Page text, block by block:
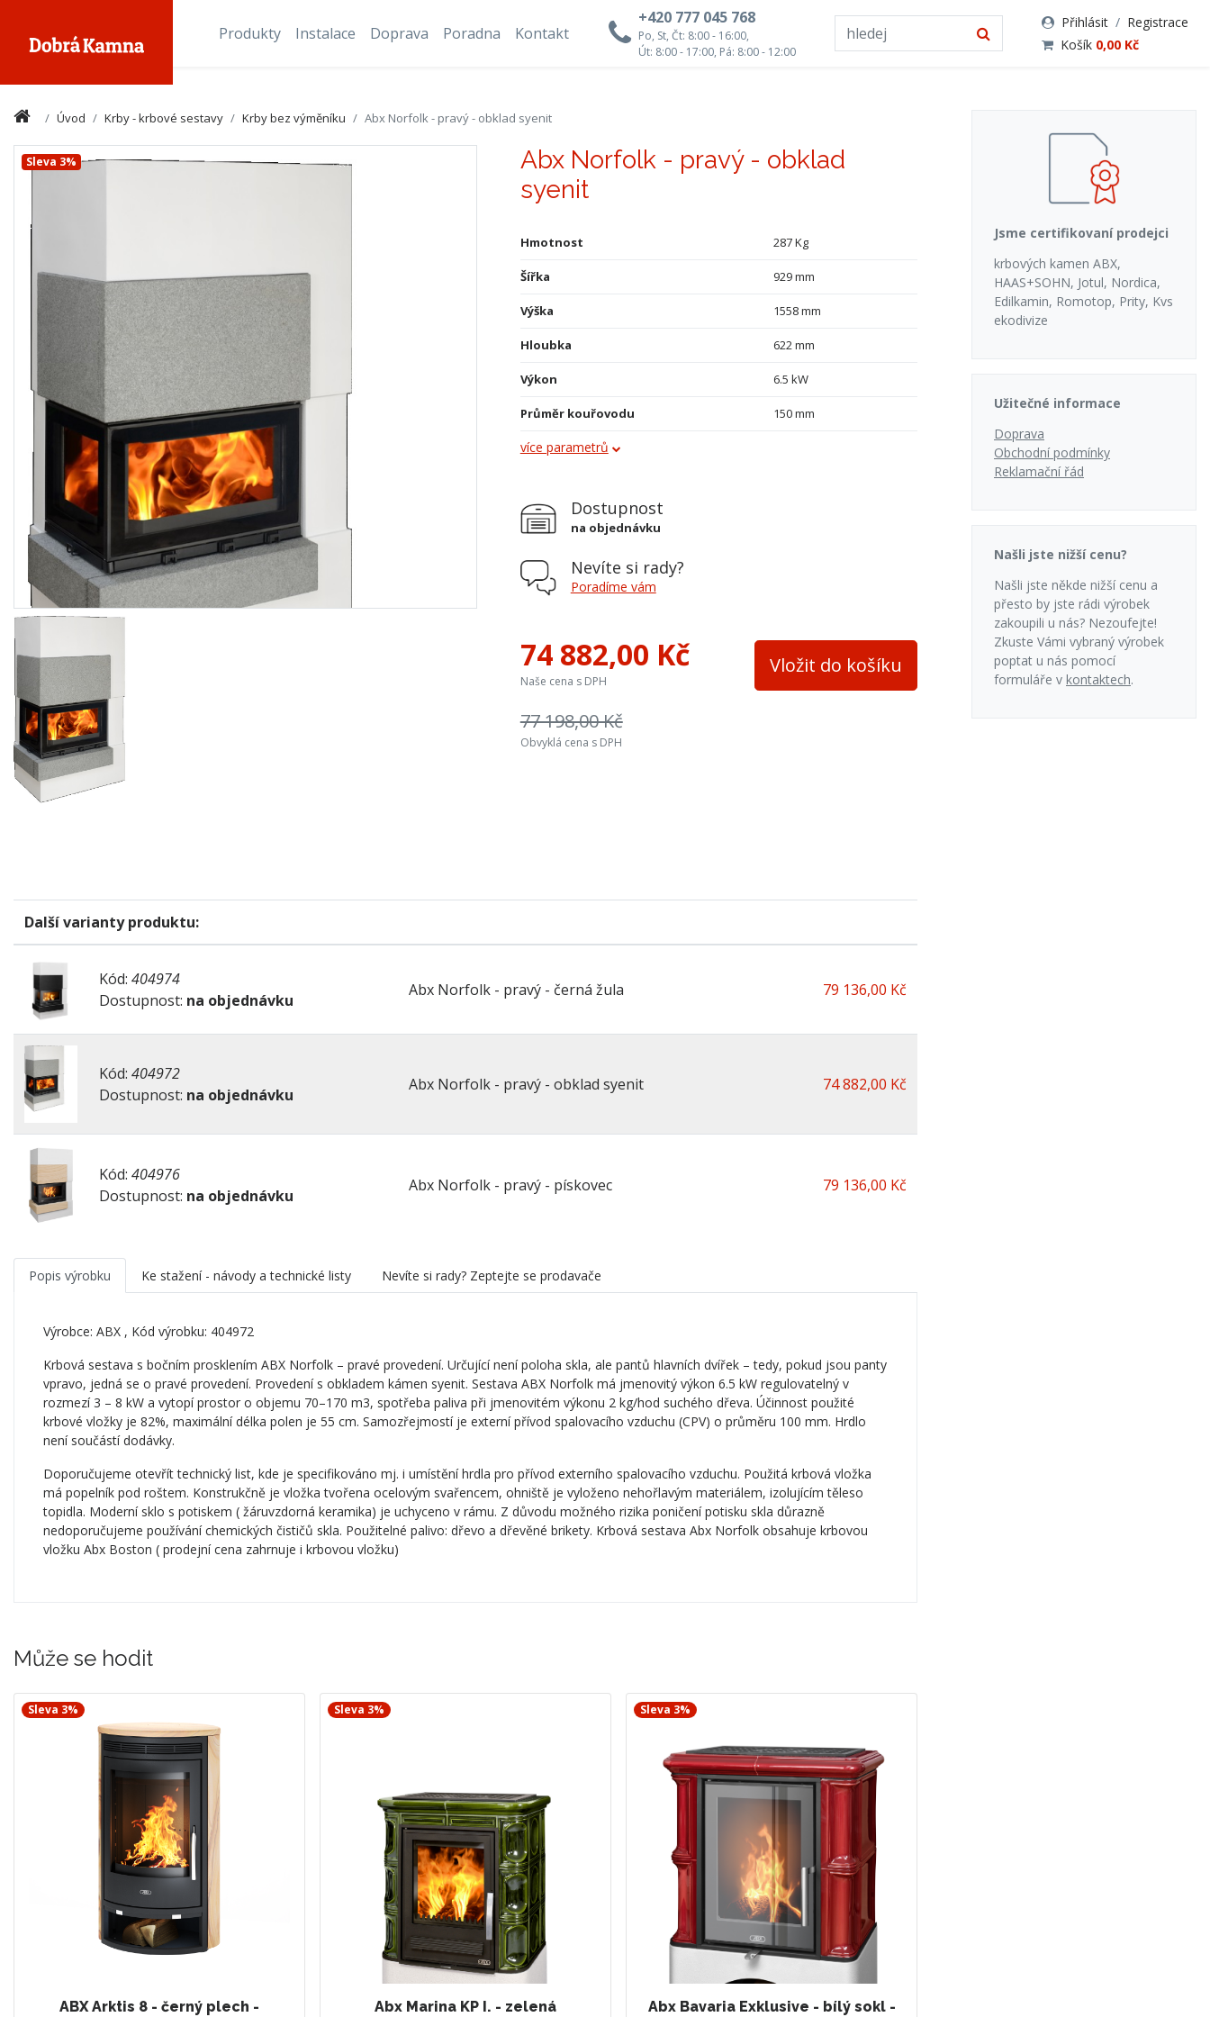
+420 777 045 768
Po, St, Čt: 8:00 - 16:00,
Út: 8:00 - 17:00, Pá: 8:00 - 12:00
Přihlásit / Registrace
Košík 0,00 Kč
Produkty Instalace Doprava Poradna Kontakt
Úvod Krby - krbové sestavy Krby bez výměníku Abx Norfolk - pravý - obklad syenit
Sleva 3%
Abx Norfolk - pravý - obklad
syenit
Hmotnost 287 Kg
Šířka 929 mm
Výška 1558 mm
Hloubka 622 mm
Výkon 6.5 kW
Průměr kouřovodu 150 mm
Vývod kouřovodu
Teplovodní výměník
Materiál krbové vložky
více parametrů
Dostupnost
na objednávku
Nevíte si rady?
Poradíme vám
74 882,00 Kč
Naše cena s DPH
Vložit do košíku
77 198,00 Kč
Obvyklá cena s DPH
Další varianty produktu:
Kód: 404974
Dostupnost: na objednávku
Abx Norfolk - pravý - černá žula 79 136,00 Kč
Kód: 404972
Dostupnost: na objednávku
Abx Norfolk - pravý - obklad syenit 74 882,00 Kč
Kód: 404976
Dostupnost: na objednávku
Abx Norfolk - pravý - pískovec 79 136,00 Kč
Popis výrobku Ke stažení - návody a technické listy Nevíte si rady? Zeptejte se prodavače
Výrobce: ABX , Kód výrobku: 404972
Krbová sestava s bočním prosklením ABX Norfolk – pravé provedení. Určující není poloha skla, ale pantů hlavních dvířek – tedy, pokud jsou panty
vpravo, jedná se o pravé provedení. Provedení s obkladem kámen syenit. Sestava ABX Norfolk má jmenovitý výkon 6.5 kW regulovatelný v
rozmezí 3 – 8 kW a vytopí prostor o objemu 70–170 m3, spotřeba paliva při jmenovitém výkonu 2 kg/hod suchého dřeva. Účinnost použité
krbové vložky je 82%, maximální délka polen je 55 cm. Samozřejmostí je externí přívod spalovacího vzduchu (CPV) o průměru 100 mm. Hrdlo
není součástí dodávky.
Doporučujeme otevřít technický list, kde je specifikováno mj. i umístění hrdla pro přívod externího spalovacího vzduchu. Použitá krbová vložka
má popelník pod roštem. Konstrukčně je vložka tvořena ocelovým svařencem, ohniště je vyloženo nehořlavým materiálem, izolujícím těleso
topidla. Moderní sklo s potiskem ( žáruvzdorná keramika) je uchyceno v rámu. Z důvodu možného rizika poničení potisku skla důrazně
nedoporučujeme používání chemických čističů skla. Použitelné palivo: dřevo a dřevěné brikety. Krbová sestava Abx Norfolk obsahuje krbovou
vložku Abx Boston ( prodejní cena zahrnuje i krbovou vložku)
Může se hodit
Sleva 3%
ABX Arktis 8 - černý plech -
Sleva 3%
Abx Marina KP I. - zelená
Sleva 3%
Abx Bavaria Exklusive - bílý sokl -
Jsme certifikovaní prodejci
krbových kamen ABX,
HAAS+SOHN, Jotul, Nordica,
Edilkamin, Romotop, Prity, Kvs
ekodivize
Užitečné informace
Doprava
Obchodní podmínky
Reklamační řád
Našli jste nižší cenu?
Našli jste někde nižší cenu a
přesto by jste rádi výrobek
zakoupili u nás? Nezoufejte!
Zkuste Vámi vybraný výrobek
poptat u nás pomocí
formuláře v kontaktech.